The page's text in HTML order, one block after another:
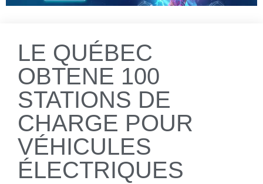
LE QUÉBEC
OBTENE 100
STATIONS DE
CHARGE POUR
VÉHICULES
ÉLECTRIQUES